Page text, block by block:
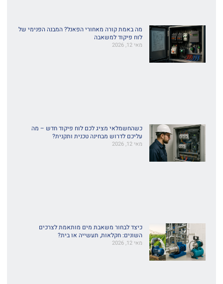
מה באמת קורה מאחורי הפאנל? המבנה הפנימי של
לוח פיקוד למשאבה
מאי 12, 2026
כשהחשמלאי מציג לכם לוח פיקוד חדש – מה
עליכם לדרוש מבחינה טכנית ותקנית?
מאי 12, 2026
כיצד לבחור משאבת מים מותאמת לצרכים
השונים: חקלאות, תעשייה או בית?
מאי 12, 2026